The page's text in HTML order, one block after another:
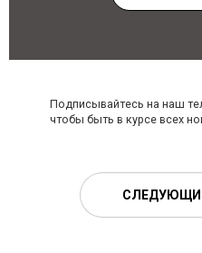
Подписывайтесь на наш
чтобы быть в курсе всех